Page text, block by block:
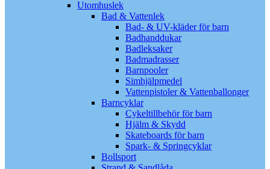
Utomhuslek
Bad & Vattenlek
Bad- & UV-kläder för barn
Badhanddukar
Badleksaker
Badmadrasser
Barnpooler
Simhjälpmedel
Vattenpistoler & Vattenballonger
Barncyklar
Cykeltillbehör för barn
Hjälm & Skydd
Skateboards för barn
Spark- & Springcyklar
Bollsport